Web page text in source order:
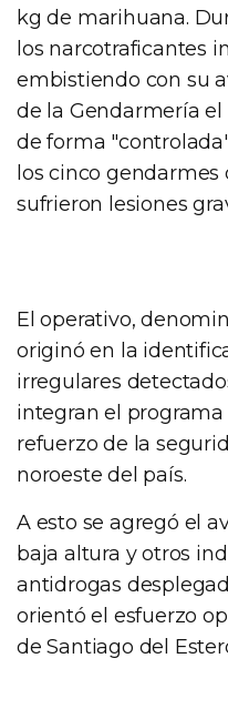
kg de marihuana.
los narcotraficantes
embistiendo con su
de la Gendarmería
de forma
los cinco
sufrieron lesiones
El operativo,
originó en la
irregulares
integran el
refuerzo de la
noroeste del país.
A esto se agregó el
baja altura y otros
antidrogas
orientó el esfuerzo
de Santiago del